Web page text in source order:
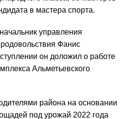
в мастера спорта.
управления
Фанис
он доложил о работе
Альметьевского
района на основании
под урожай 2022 года